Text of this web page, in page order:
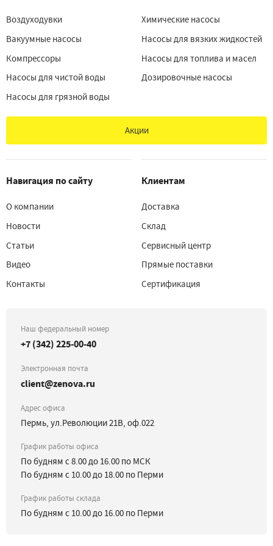
Воздуходувки
Вакуумные насосы
Компрессоры
Насосы для чистой воды
Насосы для грязной воды
Химические насосы
Насосы для вязких жидкостей
Насосы для топлива и масел
Дозировочные насосы
Акции
Навигация по сайту
О компании
Новости
Статьи
Видео
Контакты
Клиентам
Доставка
Склад
Сервисный центр
Прямые поставки
Сертификация
Наш федеральный номер
+7 (342) 225-00-40
Электронная почта
client@zenova.ru
Адрес офиса
Пермь, ул.Революции 21В, оф.022
График работы офиса
По будням с 8.00 до 16.00 по МСК
По будням с 10.00 до 18.00 по Перми
График работы склада
По будням с 10.00 до 16.00 по Перми